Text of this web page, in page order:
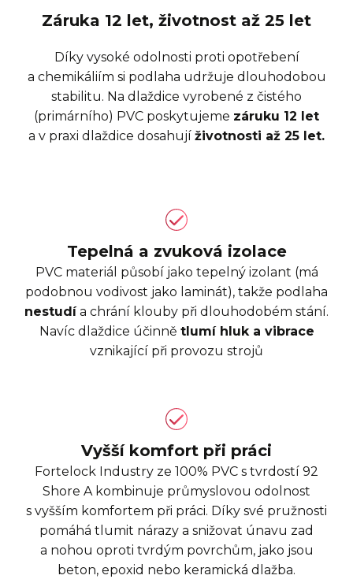
Záruka 12 let, životnost až 25 let
Díky vysoké odolnosti proti opotřebení
a chemikáliím si podlaha udržuje dlouhodobou
stabilitu. Na dlaždice vyrobené z čistého
(primárního) PVC poskytujeme záruku 12 let
a v praxi dlaždice dosahují životnosti až 25 let.
Tepelná a zvuková izolace
PVC materiál působí jako tepelný izolant (má
podobnou vodivost jako laminát), takže podlaha
nestudía chrání klouby při dlouhodobém stání.
Navíc dlaždice účinně tlumí hluk a vibrace
vznikající při provozu strojů
Vyšší komfort při práci
Fortelock Industry ze 100% PVC s tvrdostí 92
Shore A kombinuje průmyslovou odolnost
s vyšším komfortem při práci. Díky své pružnosti
pomáhá tlumit nárazy a snižovat únavu zad
a nohou oproti tvrdým povrchům, jako jsou
beton, epoxid nebo keramická dlažba.